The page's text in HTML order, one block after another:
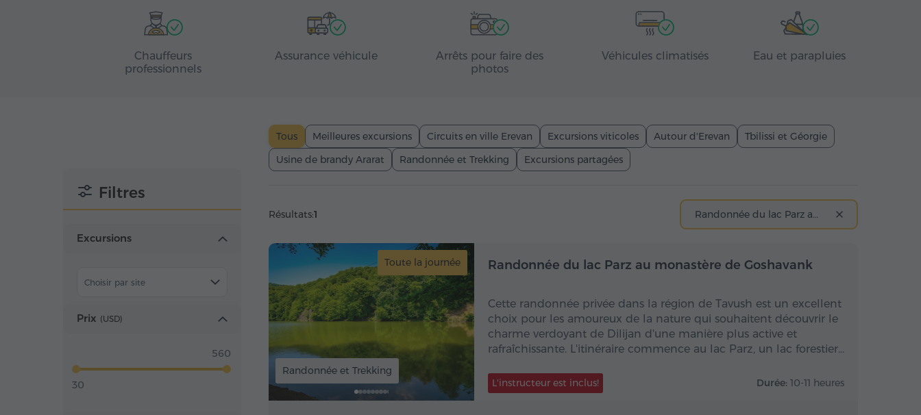
Chauffeurs
professionnels
Assurance véhicule
Arrêts pour faire des
photos
Véhicules climatisés Eau et parapluies
Filtres
Excursions
Choisir par site
Prix (USD)
30
560
Tous Meilleures excursions Circuits en ville Erevan Excursions viticoles Autour d'Erevan
Tbilissi et Géorgie
Usine de brandy Ararat
Randonnée et Trekking Excursions partagées
Résultats:1 Randonnée du lac Parz au monastère de Goshavank
Toute la journée Toute la journée Toute la journée
Randonnée et Trekking
Randonnée du lac Parz au monastère de Goshavank
Cette randonnée privée dans la région de Tavush est un excellent
choix pour les amoureux de la nature qui souhaitent découvrir le
charme verdoyant de Dilijan d'une manière plus active et
rafraîchissante. L'itinéraire commence au lac Parz, un lac forestier…
L'instructeur est inclus! Durée: 10-11 heures